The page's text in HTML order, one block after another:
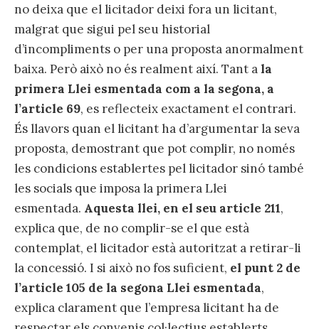
no deixa que el licitador deixi fora un licitant,
malgrat que sigui pel seu historial
d’incompliments o per una proposta anormalment
baixa. Però això no és realment així. Tant a la
primera Llei esmentada com a la segona, a
l’article 69, es reflecteix exactament el contrari.
És llavors quan el licitant ha d’argumentar la seva
proposta, demostrant que pot complir, no només
les condicions establertes pel licitador sinó també
les socials que imposa la primera Llei
esmentada. Aquesta llei, en el seu article 211,
explica que, de no complir-se el que està
contemplat, el licitador està autoritzat a retirar-li
la concessió. I si això no fos suficient, el punt 2 de
l’article 105 de la segona Llei esmentada,
explica clarament que l’empresa licitant ha de